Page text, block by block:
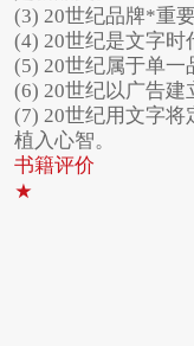
(3) 20世纪品牌*重
(4) 20世纪是文字时
(5) 20世纪属于单一
(6) 20世纪以广告建
(7) 20世纪用文字将
植入心智。
书籍评价